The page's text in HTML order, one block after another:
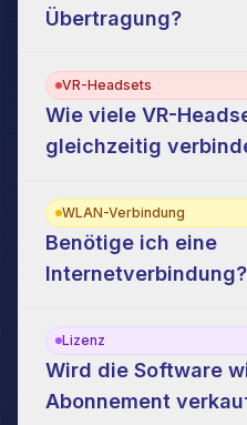
Übertragung?
VR-Headsets
Wie viele VR-
gleichzeitig
WLAN-Verbindung
Benötige ich eine
Internetverbindung?
Lizenz
Wird die Software
Abonnement